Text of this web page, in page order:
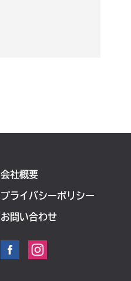
会社概要
プライバシーポリシー
お問い合わせ